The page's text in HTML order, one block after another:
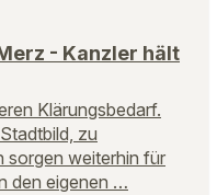
- Kanzler hält
Klärungsbedarf.
zu
sorgen weiterhin für
den eigenen …